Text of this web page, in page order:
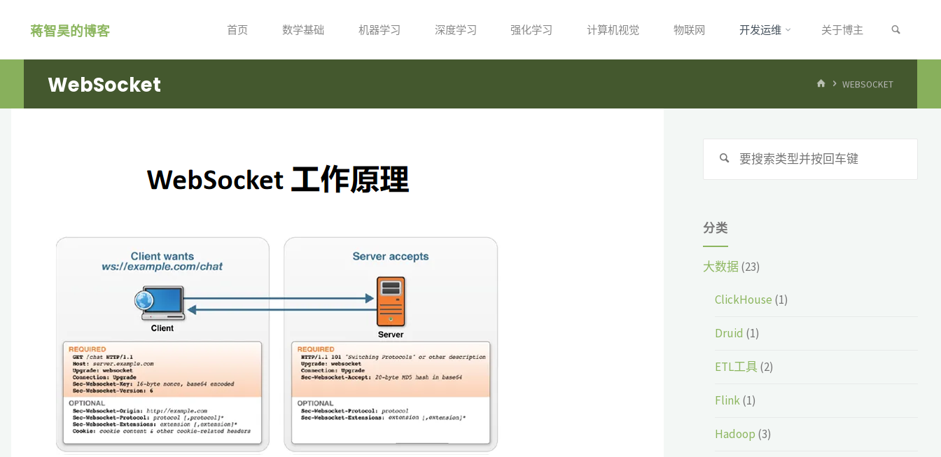
蒋智昊的博客 首页 数学基础 机器学习 深度学习 强化学习 计算机视觉 物联网 开发运维 关于博主
WebSocket
首 WEBSOCKET
搜
分类
大数据(23)
ClickHouse (1)
Druid (1)
ETL工具(2)
Flink(1)
Hadoop (3)